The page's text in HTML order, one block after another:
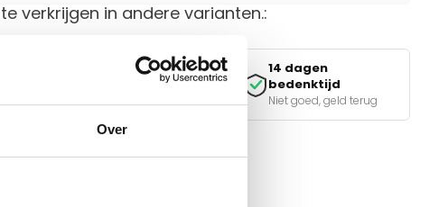
Over
verkrijgen in andere varianten.:
Veilig betalen
14 dagen
bedenktijd
Niet goed, geld terug